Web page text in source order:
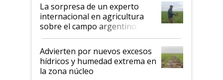
La sorpresa de un experto
internacional en agricultura
sobre el campo argentino:
"Estoy muy impresionado"
Advierten por nuevos excesos
hídricos y humedad extrema en
la zona núcleo